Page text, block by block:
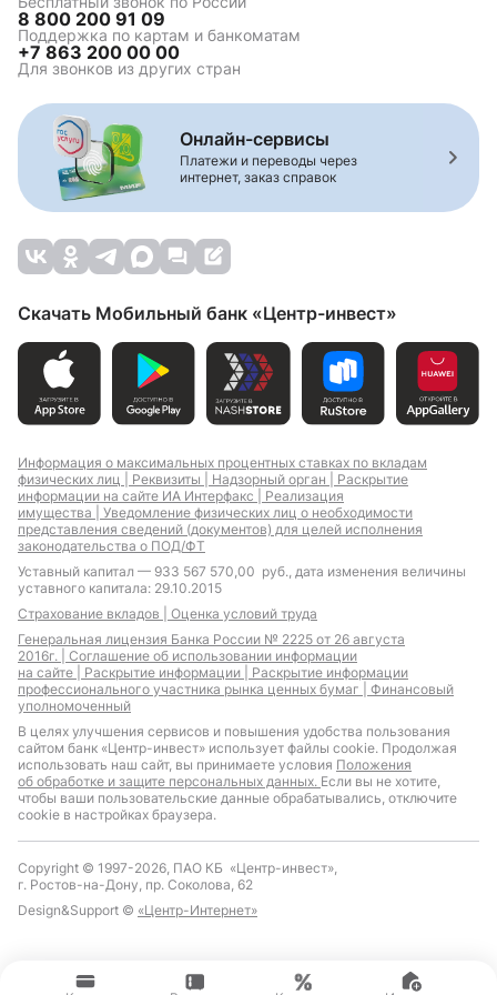
строительство
Зелёная ипотека
Ипотека для
Сельская ипотека
Комбинированная
Ипотека на вторичное
Строительство жилья
Ипотека на
апартаменты
Ипотека на дом
Ипотека на студию
Ипотека новостройки
Ипотека на
новостройку
Ипотека вторичный
рынок
Ипотека для ИП
Ипотека для
отличников
Ипотека для
самозанятых
Ипотека для IT-
специалистов с
льготной
господдержкой
Земельная ипотека
Материнский капитал
Ипотека с плавающими
ставками
предложение на
покупку недвижимости
в Новой Москве
8 800 200 91 09
Поддержка по картам и банкоматам
+7 863 200 00 00
Для звонков из других стран
Онлайн-сервисы
Платежи и переводы через
интернет, заказ справок
Скачать Мобильный банк «Центр-инвест»
Информация о максимальных процентных ставках по вкладам
физических лиц | Реквизиты | Надзорный орган | Раскрытие
информации на сайте ИА Интерфакс | Реализация
имущества | Уведомление физических лиц о необходимости
представления сведений (документов) для целей исполнения
законодательства о ПОД/ФТ
Уставный капитал — 933 567 570,00 руб., дата изменения величины
уставного капитала: 29.10.2015
Страхование вкладов | Оценка условий труда
Генеральная лицензия Банка России № 2225 от 26 августа
2016г. | Соглашение об использовании информации
на сайте | Раскрытие информации | Раскрытие информации
профессионального участника рынка ценных бумаг | Финансовый
уполномоченный
В целях улучшения сервисов и повышения удобства пользования
сайтом банк «Центр-инвест» использует файлы cookie. Продолжая
использовать наш сайт, вы принимаете условия Положения
об обработке и защите персональных данных. Если вы не хотите,
чтобы ваши пользовательские данные обрабатывались, отключите
cookie в настройках браузера.
Copyright © 1997-2026, ПАО КБ «Центр-инвест»,
г. Ростов-на-Дону, пр. Соколова, 62
Design&Support © «Центр-Интернет»